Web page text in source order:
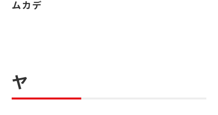
ムカデ
ヤ